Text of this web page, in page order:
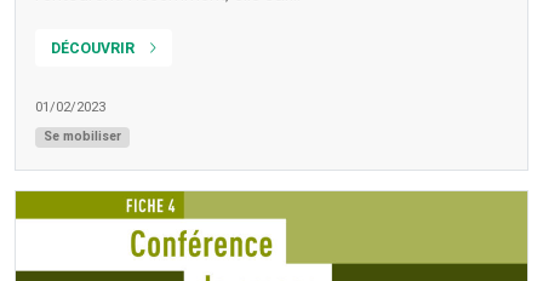
DÉCOUVRIR
01/02/2023
Se mobiliser